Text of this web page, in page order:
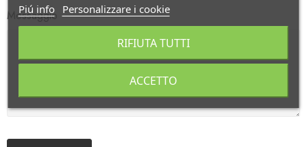
Messaggio
Piú info Personalizzare i cookie
RIFIUTA TUTTI
ACCETTO